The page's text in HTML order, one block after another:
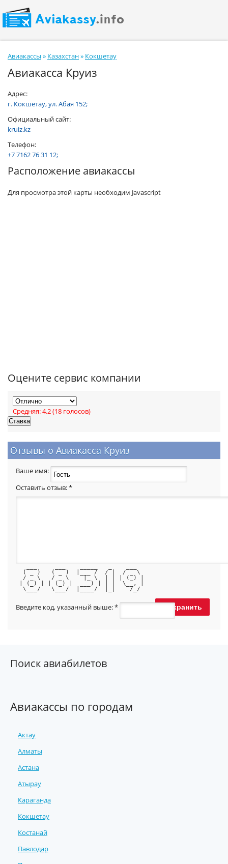
Авиакассы » Казахстан» Кокшетау
Авиакасса Круиз
Адрес:
г. Кокшетау, ул. Абая 152;
Официальный сайт:
kruiz.kz
Телефон:
+7 7162 76 31 12;
Расположение авиакассы
Для просмотра этой карты необходим Javascript
Оцените сервис компании
Средняя:4.2(18 голосов)
Отзывы о Авиакасса Круиз
Ваше имя:
Оставить отзыв:*
  ( _ )   ( _ )  |___ /  / |  / _ \
  / _ \   / _ \    |_ \  | | | (_) |
| (_) | | (_) |  ___) | | |  \__, |
  \___/   \___/  |____/  |_|    /_/
Введите код, указанный выше:*
Поиск авиабилетов
Авиакассы по городам
Актау
Алматы
Астана
Атырау
Караганда
Кокшетау
Костанай
Павлодар